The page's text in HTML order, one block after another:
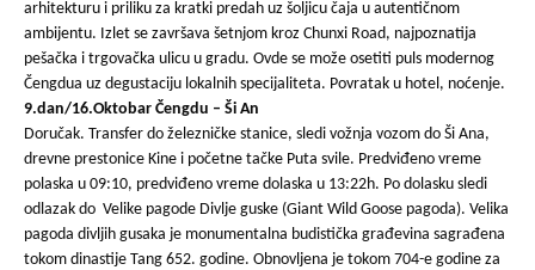
arhitekturu i priliku za kratki predah uz šoljicu čaja u autentičnom
ambijentu. Izlet se završava šetnjom kroz Chunxi Road, najpoznatija
pešačka i trgovačka ulicu u gradu. Ovde se može osetiti puls modernog
Čengdua uz degustaciju lokalnih specijaliteta. Povratak u hotel, noćenje.
9.dan/16.Oktobar Čengdu – Ši An
Doručak. Transfer do železničke stanice, sledi vožnja vozom do Ši Ana,
drevne prestonice Kine i početne tačke Puta svile. Predviđeno vreme
polaska u 09:10, predviđeno vreme dolaska u 13:22h. Po dolasku sledi
odlazak do Velike pagode Divlje guske (Giant Wild Goose pagoda). Velika
pagoda divljih gusaka je monumentalna budistička građevina sagrađena
tokom dinastije Tang 652. godine. Obnovljena je tokom 704-e godine za